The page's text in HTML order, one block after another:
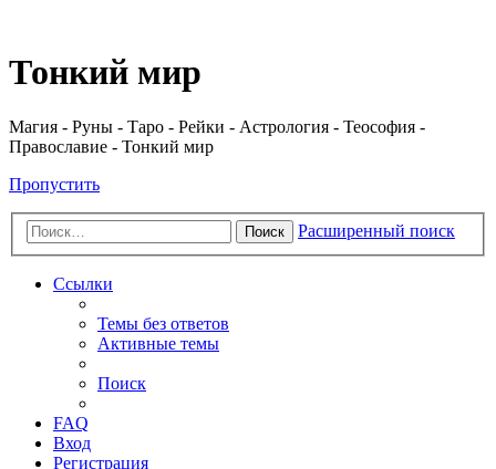
Тонкий мир
Магия - Руны - Таро - Рейки - Астрология - Теософия -
Православие - Тонкий мир
Пропустить
Поиск Расширенный поиск
Ссылки
Темы без ответов
Активные темы
Поиск
FAQ
Вход
Регистрация